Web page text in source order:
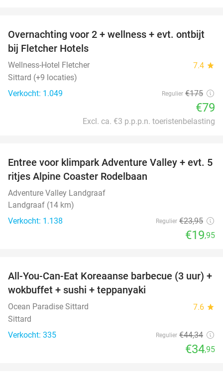
55%
Overnachting voor 2 + wellness + evt. ontbijt
bij Fletcher Hotels
Wellness-Hotel Fletcher 7.4 star
Sittard (+9 locaties)
Verkocht: 1.049
Regulier €175
€79
Excl. ca. €3 p.p.p.n. toeristenbelasting
17%
Entree voor klimpark Adventure Valley + evt. 5
ritjes Alpine Coaster Rodelbaan
Adventure Valley Landgraaf
Landgraaf (14 km)
Verkocht: 1.138
Regulier €23,95
€19,95
21%
All-You-Can-Eat Koreaanse barbecue (3 uur) +
wokbuffet + sushi + teppanyaki
Ocean Paradise Sittard 7.6 star
Sittard
Verkocht: 335
Regulier €44,34
€34,95